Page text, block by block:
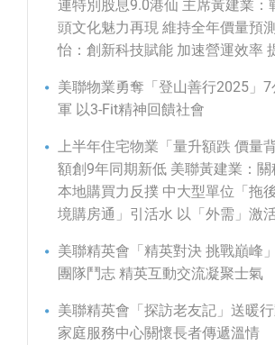
連特別股息9.0港仙 主席黃建業：
頭文化魅力再現 維持全年價量預
怡：創新科技賦能 加速營運效率
美聯物業勇奪「登山善行2025」
軍 以3-Fit精神回饋社會
上半年住宅物業「量升額跌 價量
額創9年同期新低 美聯黃建業：
本地購買力反撲 中大型單位「拖
境購房通」引活水 以「外需」激
美聯精英會「精英對決 挑戰巔峰
團隊鬥志 精英互動交流凝聚士氣
美聯精英會「探訪老友記」送暖
家庭服務中心關懷長者傳遞溫情